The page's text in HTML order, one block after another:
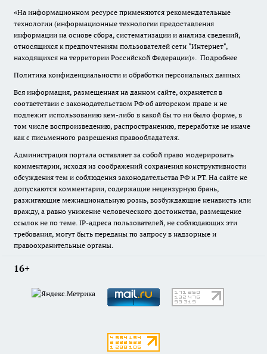
«На информационном ресурсе применяются рекомендательные
технологии (информационные технологии предоставления
информации на основе сбора, систематизации и анализа сведений,
относящихся к предпочтениям пользователей сети "Интернет",
находящихся на территории Российской Федерации)». Подробнее
Политика конфиденциальности и обработки персональных данных
Вся информация, размещенная на данном сайте, охраняется в
соответствии с законодательством РФ об авторском праве и не
подлежит использованию кем-либо в какой бы то ни было форме, в
том числе воспроизведению, распространению, переработке не иначе
как с письменного разрешения правообладателя.
Администрация портала оставляет за собой право модерировать
комментарии, исходя из соображений сохранения конструктивности
обсуждения тем и соблюдения законодательства РФ и РТ. На сайте не
допускаются комментарии, содержащие нецензурную брань,
разжигающие межнациональную рознь, возбуждающие ненависть или
вражду, а равно унижение человеческого достоинства, размещение
ссылок не по теме. IP-адреса пользователей, не соблюдающих эти
требования, могут быть переданы по запросу в надзорные и
правоохранительные органы.
16+